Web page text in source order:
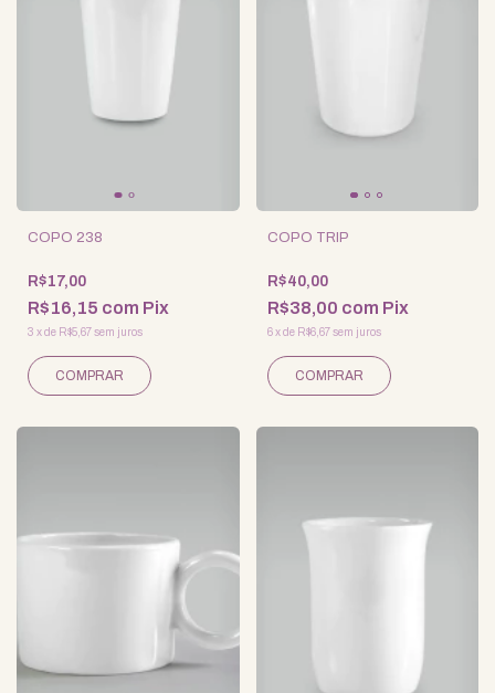
COPO 238
R$17,00
R$16,15 com Pix
3 xde R$5,67 sem juros
COPO TRIP
R$40,00
R$38,00 com Pix
6 xde R$6,67 sem juros